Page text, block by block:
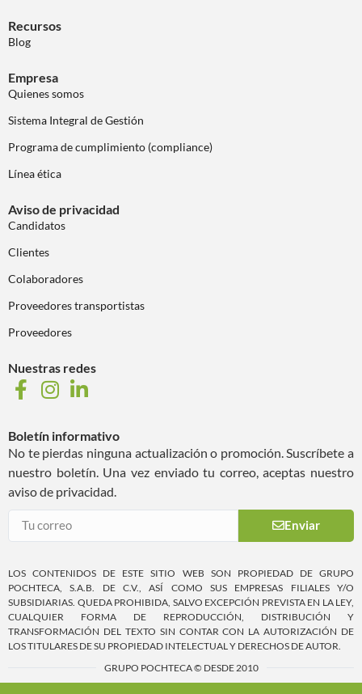
Recursos
Blog
Empresa
Quienes somos
Sistema Integral de Gestión
Programa de cumplimiento (compliance)
Línea ética
Aviso de privacidad
Candidatos
Clientes
Colaboradores
Proveedores transportistas
Proveedores
Nuestras redes
Boletín informativo
No te pierdas ninguna actualización o promoción. Suscríbete a
nuestro boletín. Una vez enviado tu correo, aceptas nuestro
aviso de privacidad.
Enviar
LOS CONTENIDOS DE ESTE SITIO WEB SON PROPIEDAD DE GRUPO
POCHTECA, S.A.B. DE C.V., ASÍ COMO SUS EMPRESAS FILIALES Y/O
SUBSIDIARIAS. QUEDA PROHIBIDA, SALVO EXCEPCIÓN PREVISTA EN LA LEY,
CUALQUIER FORMA DE REPRODUCCIÓN, DISTRIBUCIÓN Y
TRANSFORMACIÓN DEL TEXTO SIN CONTAR CON LA AUTORIZACIÓN DE
LOS TITULARES DE SU PROPIEDAD INTELECTUAL Y DERECHOS DE AUTOR.
GRUPO POCHTECA © DESDE 2010